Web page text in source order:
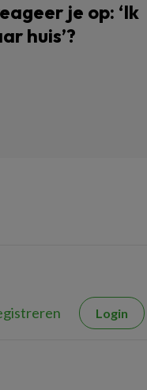
je op: ‘Ik
huis’?
Login